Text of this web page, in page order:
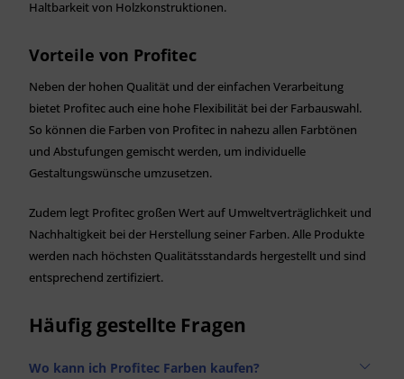
Haltbarkeit von Holzkonstruktionen.
Vorteile von Profitec
Neben der hohen Qualität und der einfachen Verarbeitung
bietet Profitec auch eine hohe Flexibilität bei der Farbauswahl.
So können die Farben von Profitec in nahezu allen Farbtönen
und Abstufungen gemischt werden, um individuelle
Gestaltungswünsche umzusetzen.
Zudem legt Profitec großen Wert auf Umweltverträglichkeit und
Nachhaltigkeit bei der Herstellung seiner Farben. Alle Produkte
werden nach höchsten Qualitätsstandards hergestellt und sind
entsprechend zertifiziert.
Häufig gestellte Fragen
Wo kann ich Profitec Farben kaufen?